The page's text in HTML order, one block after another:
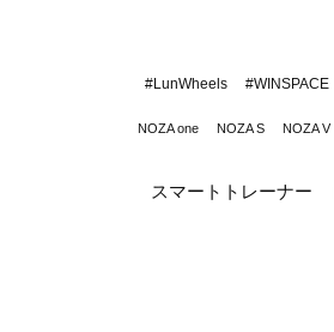
#LunWheels #WINSPACE
NOZA one NOZA S NOZA V
スマートトレーナー